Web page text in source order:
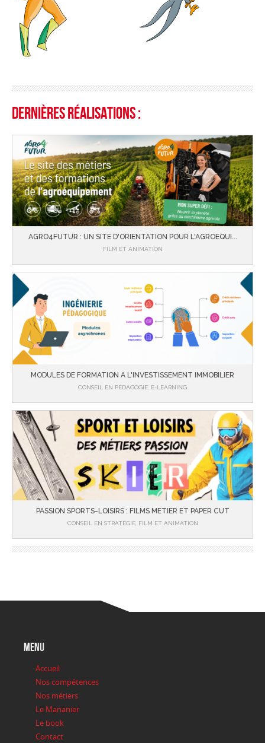
Dernières réalisations :
AGRO4FUTUR : UN SITE D'ORIENTATION POUR L'AGROEQUI...
FILM ET ANIMATION
MODULES DE FORMATION A L'INVESTISSEMENT IMMOBILIER
CONSEIL EN PÉDAGOGIE, E-LEARNING
PASSION SPORTS-LOISIRS : FILMS METIER ET PAPER CUT
CONSEIL EN STRATÉGIE, FILM ET ANIMATION
menu
Accueil
Nos compétences
Nos métiers
Le Mananier
Le book
Contact